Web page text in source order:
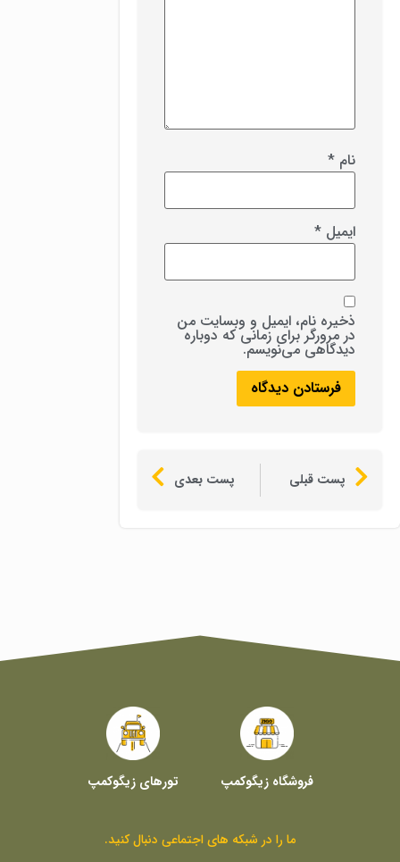
نام *
ایمیل *
ذخیره نام، ایمیل و وبسایت من
در مرورگر برای زمانی که دوباره
دیدگاهی می‌نویسم.
پست قبلی پست بعدی
فروشگاه زیگوکمپ تورهای زیگوکمپ
ما را در شبکه های اجتماعی دنبال کنید.